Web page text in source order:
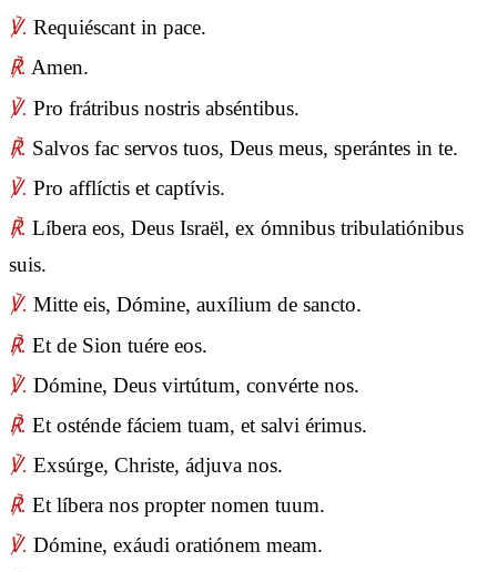
℣. Requiéscant in pace.
℟. Amen.
℣. Pro frátribus nostris abséntibus.
℟. Salvos fac servos tuos, Deus meus, sperántes in te.
℣. Pro afflíctis et captívis.
℟. Líbera eos, Deus Israël, ex ómnibus tribulatiónibus
suis.
℣. Mitte eis, Dómine, auxílium de sancto.
℟. Et de Sion tuére eos.
℣. Dómine, Deus virtútum, convérte nos.
℟. Et osténde fáciem tuam, et salvi érimus.
℣. Exsúrge, Christe, ádjuva nos.
℟. Et líbera nos propter nomen tuum.
℣. Dómine, exáudi oratiónem meam.